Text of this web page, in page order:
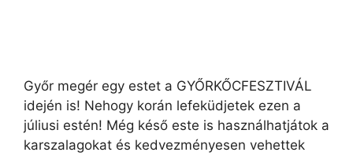
Győr megér egy estet a GYŐRKŐCFESZTIVÁL
idején is! Nehogy korán lefeküdjetek ezen a
júliusi estén! Még késő este is használhatjátok a
karszalagokat és kedvezményesen vehettek